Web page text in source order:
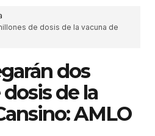
de dosis de la vacuna de
dos
de la
AMLO